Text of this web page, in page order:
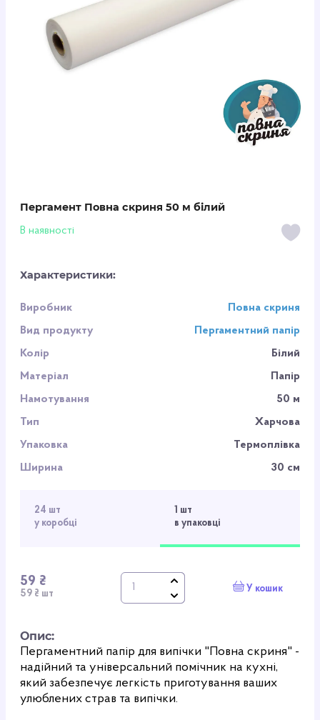
Пергамент Повна скриня 50 м білий
В наявності
Характеристики:
Виробник
Повна скриня
Вид продукту
Пергаментний папір
Колір
Білий
Матеріал
Папір
Намотування
50 м
Тип
Харчова
Упаковка
Термоплівка
Ширина
30 см
24 шт
у коробці
1 шт
в упаковці
59 ₴
59 ₴ шт У кошик
Опис:
Пергаментний папір для випічки "Повна скриня" -
надійний та універсальний помічник на кухні,
який забезпечує легкість приготування ваших
улюблених страв та випічки.